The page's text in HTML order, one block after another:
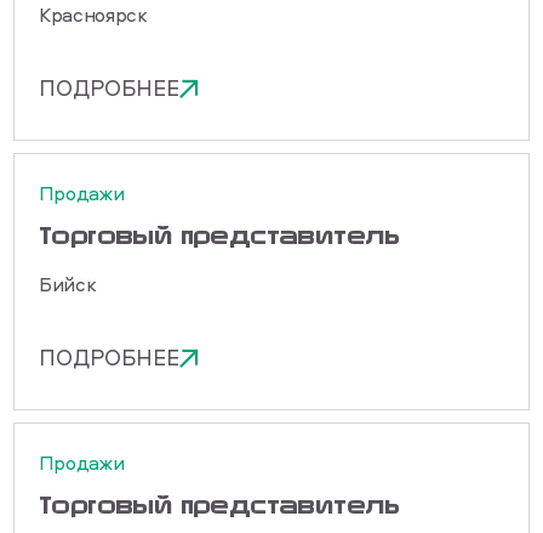
Красноярск
ПОДРОБНЕЕ
Продажи
Торговый представитель
Бийск
ПОДРОБНЕЕ
Продажи
Торговый представитель